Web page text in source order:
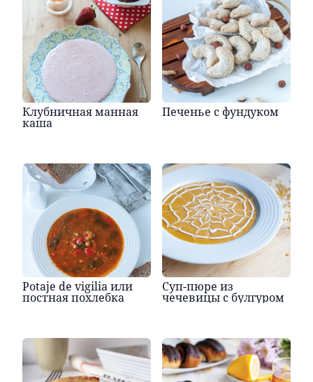
Клубничная манная
каша
Печенье с фундуком
Potaje de vigilia или
постная похлебка
Суп-пюре из
чечевицы с булгуром